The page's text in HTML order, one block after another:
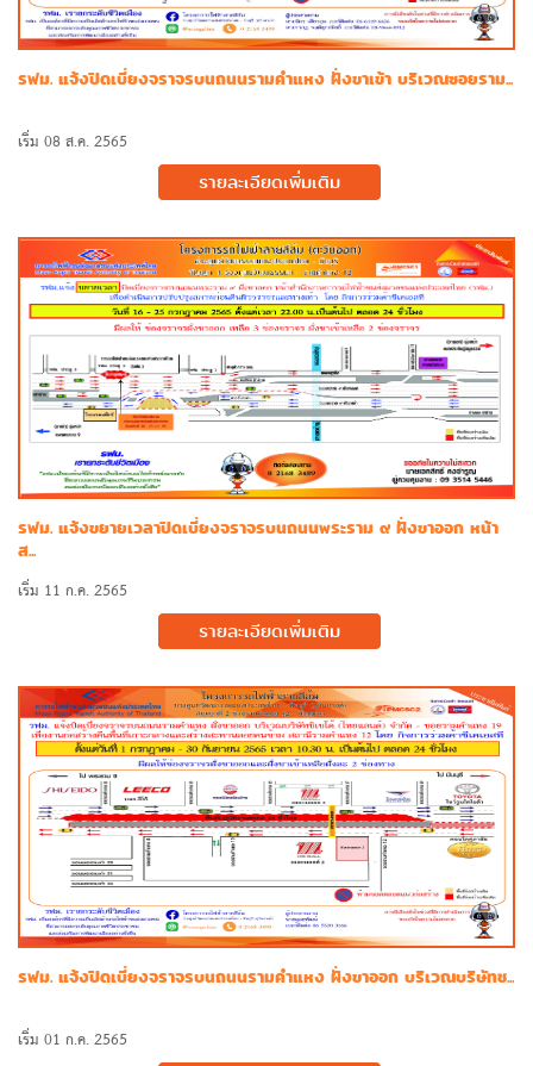
รฟม. แจ้งปิดเบี่ยงจราจรบนถนนรามคำแหง ฝั่งขาเข้า บริเวณซอยราม...
เริ่ม 08 ส.ค. 2565
รายละเอียดเพิ่มเติม
รฟม. แจ้งขยายเวลาปิดเบี่ยงจราจรบนถนนพระราม ๙ ฝั่งขาออก หน้า
ส...
เริ่ม 11 ก.ค. 2565
รายละเอียดเพิ่มเติม
รฟม. แจ้งปิดเบี่ยงจราจรบนถนนรามคำแหง ฝั่งขาออก บริเวณบริษัทช...
เริ่ม 01 ก.ค. 2565